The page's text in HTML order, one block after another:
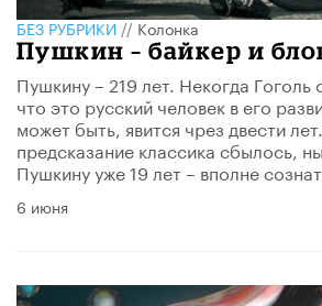
БЕЗ РУБРИКИ//Колонка
Пушкин – байкер и
Пушкину – 219 лет. Некогда Гоголь
что это русский человек в его
может быть, явится чрез двести
предсказание классика сбылось,
Пушкину уже 19 лет – вполне
6 июня